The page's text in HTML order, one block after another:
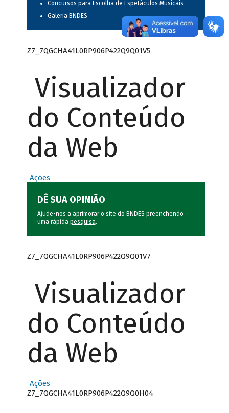
Concursos para Escolha de Espetáculos Musicais
Galeria BNDES
Z7_7QGCHA41L0RP906P422Q9Q01V5
Visualizador
do Conteúdo
da Web
Ações
DÊ SUA OPINIÃO
Ajude-nos a aprimorar o site do BNDES preenchendo
uma rápida pesquisa.
Z7_7QGCHA41L0RP906P422Q9Q01V7
Visualizador
do Conteúdo
da Web
Ações
Z7_7QGCHA41L0RP906P422Q9Q0H04